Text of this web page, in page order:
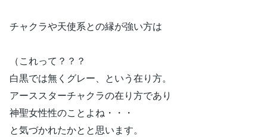
チャクラや天使系との縁が強い方は
（これって？？？
白黒では無くグレー、という在り方。
アーススターチャクラの在り方であり
神聖女性性のことよね・・・
と気づかれたかとと思います。